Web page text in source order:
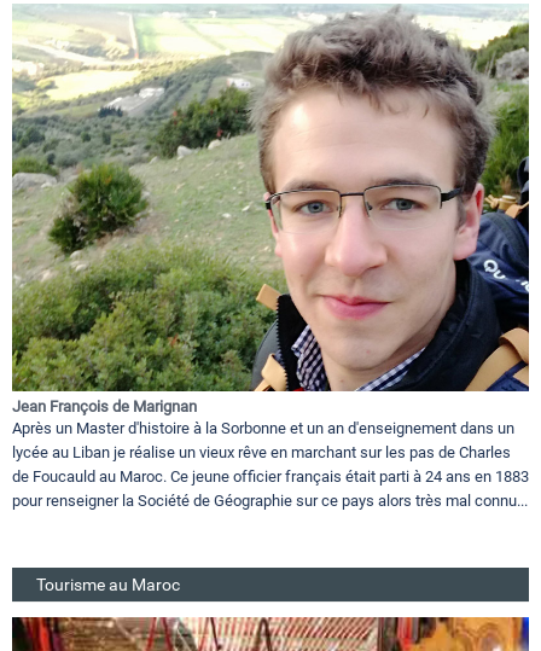
Jean François de Marignan
Après un Master d'histoire à la Sorbonne et un an d'enseignement dans un
lycée au Liban je réalise un vieux rêve en marchant sur les pas de Charles
de Foucauld au Maroc. Ce jeune officier français était parti à 24 ans en 1883
pour renseigner la Société de Géographie sur ce pays alors très mal connu...
Tourisme au Maroc